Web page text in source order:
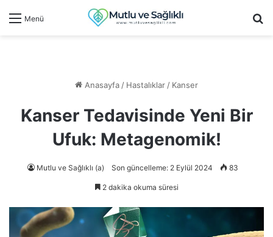
Menü
Anasayfa/ Hastalıklar/ Kanser
Kanser Tedavisinde Yeni Bir
Ufuk: Metagenomik!
Mutlu ve Sağlıklı (a) Son güncelleme: 2 Eylül 2024 83
2 dakika okuma süresi